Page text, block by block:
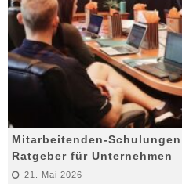
Mitarbeitenden-
Ratgeber für Unternehmen
21. Mai 2026